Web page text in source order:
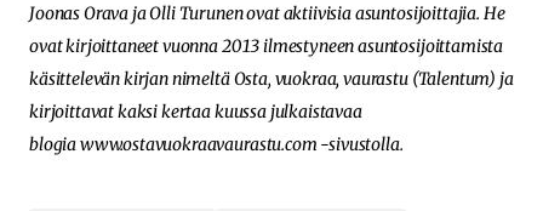
Joonas Orava ja Olli Turunen ovat aktiivisia asuntosijoittajia. He
ovat kirjoittaneet vuonna 2013 ilmestyneen asuntosijoittamista
käsittelevän kirjan nimeltä Osta, vuokraa, vaurastu (Talentum) ja
kirjoittavat kaksi kertaa kuussa julkaistavaa
blogiawww.ostavuokraavaurastu.com -sivustolla.